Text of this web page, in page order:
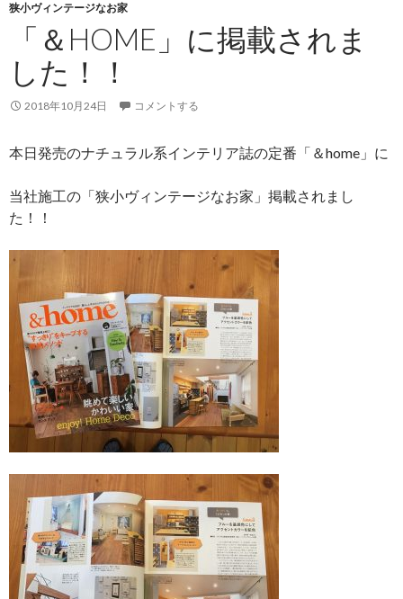
狭小ヴィンテージなお家
「＆HOME」に掲載されま
した！！
2018年10月24日 コメントする
本日発売のナチュラル系インテリア誌の定番「＆home」に
当社施工の「狭小ヴィンテージなお家」掲載されまし
た！！